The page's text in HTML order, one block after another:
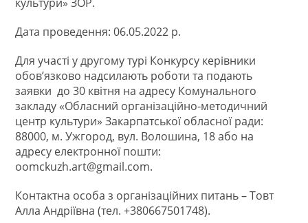
Дата проведення: 06.05.2022 р.
Для участі у другому турі Конкурсу керівники
обов’язково надсилають роботи та подають
заявки до 30 квітня на адресу Комунального
закладу «Обласний організаційно-методичний
центр культури» Закарпатської обласної ради:
88000, м. Ужгород, вул. Волошина, 18 або на
адресу електронної пошти:
oomckuzh.art@gmail.com.
Контактна особа з організаційних питань – Товт
Алла Андріївна (тел. +380667501748).